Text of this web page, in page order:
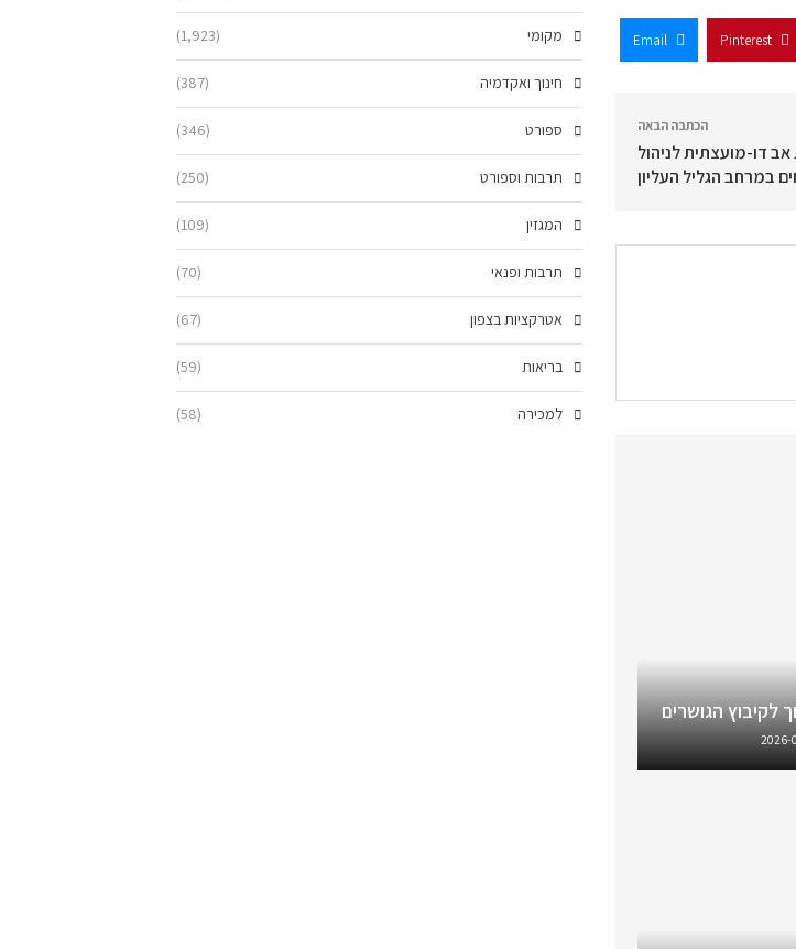
Pinterest
Email
הכתבה הבאה
דו-מועצתית לניהול
במרחב הגליל העליון
לקיבוץ הגושרים
2026-
מקומי (1,923)
חינוך ואקדמיה (387)
ספורט (346)
תרבות וספורט (250)
המגזין (109)
תרבות ופנאי (70)
אטרקציות בצפון (67)
בריאות (59)
למכירה (58)